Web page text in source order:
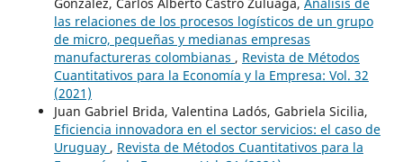
González, Carlos Alberto Castro Zuluaga, Análisis de
las relaciones de los procesos logísticos de un grupo
de micro, pequeñas y medianas empresas
manufactureras colombianas , Revista de Métodos
Cuantitativos para la Economía y la Empresa: Vol. 32
(2021)
Juan Gabriel Brida, Valentina Ladós, Gabriela Sicilia,
Eficiencia innovadora en el sector servicios: el caso de
Uruguay , Revista de Métodos Cuantitativos para la